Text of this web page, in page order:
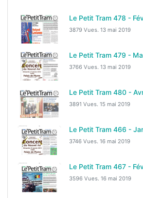
Le Petit Tram 478 -
3879 Vues. 13 mai 2019
Le Petit Tram 479 -
3766 Vues. 13 mai 2019
Le Petit Tram 480 -
3891 Vues. 15 mai 2019
Le Petit Tram 466 -
3746 Vues. 16 mai 2019
Le Petit Tram 467 -
3596 Vues. 16 mai 2019